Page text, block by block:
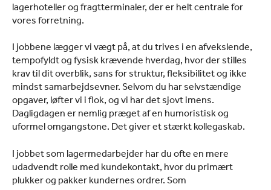
lagerhoteller og fragtterminaler, der er helt centrale for
vores forretning.
I jobbene lægger vi vægt på, at du trives i en afvekslende,
tempofyldt og fysisk krævende hverdag, hvor der stilles
krav til dit overblik, sans for struktur, fleksibilitet og ikke
mindst samarbejdsevner. Selvom du har selvstændige
opgaver, løfter vi i flok, og vi har det sjovt imens.
Dagligdagen er nemlig præget af en humoristisk og
uformel omgangstone. Det giver et stærkt kollegaskab.
I jobbet som lagermedarbejder har du ofte en mere
udadvendt rolle med kundekontakt, hvor du primært
plukker og pakker kundernes ordrer. Som